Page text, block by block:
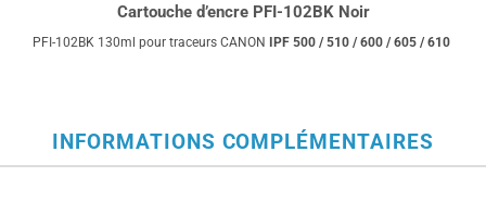
Cartouche d’encre PFI-102BK Noir
PFI-102BK 130ml pour traceurs CANON IPF 500 / 510 / 600 / 605 / 610
INFORMATIONS COMPLÉMENTAIRES